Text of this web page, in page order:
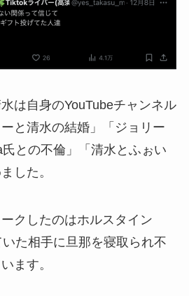
は自身のYouTubeチャンネル
と清水の結婚」「ジョリー
との不倫」「清水とふぉい
した。
クしたのはホルスタイン
た相手に旦那を寝取られ不
ます。